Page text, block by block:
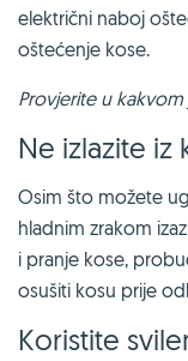
električni naboj
oštećenje kose.
Provjerite u
Ne izlazite iz
Osim što možete
hladnim zrakom
i pranje kose,
osušiti kosu prije
Koristite